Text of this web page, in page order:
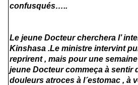
Le jeune Docteur cherchera l’
Kinshasa .Le ministre intervint
reprirent , mais pour une
jeune Docteur commeça à sentir
douleurs atroces à l´estomac , à